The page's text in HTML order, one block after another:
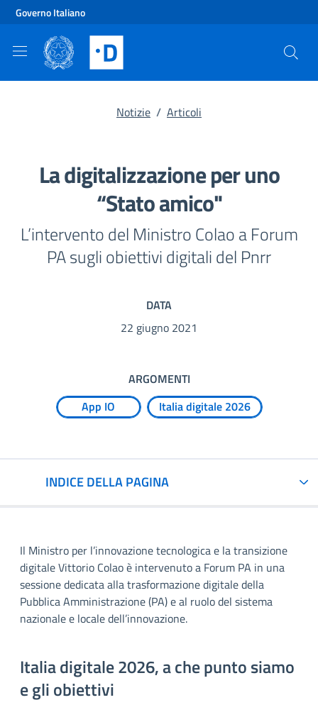
Vai al contenuto principale
Vai al footer
Governo Italiano
Notizie / Articoli
La digitalizzazione per uno
“Stato amico"
L’intervento del Ministro Colao a Forum
PA sugli obiettivi digitali del Pnrr
DATA
22 giugno 2021
ARGOMENTI
App IO
Italia digitale 2026
INDICE DELLA PAGINA
Il Ministro per l’innovazione tecnologica e la transizione
digitale Vittorio Colao è intervenuto a Forum PA in una
sessione dedicata alla trasformazione digitale della
Pubblica Amministrazione (PA) e al ruolo del sistema
nazionale e locale dell’innovazione.
Italia digitale 2026, a che punto siamo
e gli obiettivi